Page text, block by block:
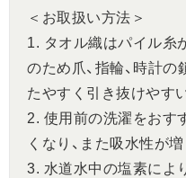
＜お取扱い方法＞
1. タオル織はパイル糸
のため爪、指輪、時計
たやすく引き抜けやす
2. 使用前の洗濯をおす
くなり、また吸水性が増
3. 水道水中の塩素によ